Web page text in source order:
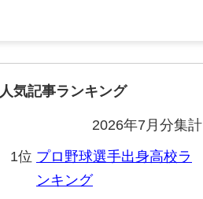
人気記事ランキング
2026年7月分集計
1位 プロ野球選手出身高校ラ
ンキング